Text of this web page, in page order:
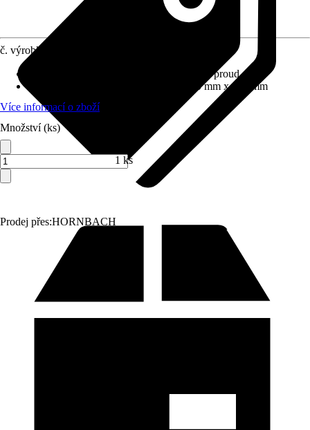
Prodej přes:HORNBACH
č. výrobku
Masáž, Déšť, Normální proud
150 mm x 150 mm
Více informací o zboží
Množství (ks)
1 ks